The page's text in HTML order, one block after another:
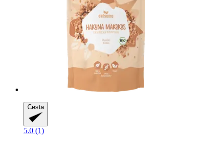
Cesta
5.0 (1)